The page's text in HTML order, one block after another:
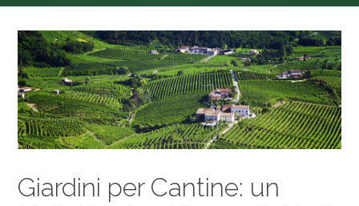
Giardini per Cantine: un